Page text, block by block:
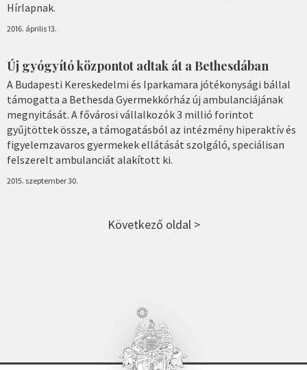
Hírlapnak.
2016. április 13.
Új gyógyító központot adtak át a Bethesdában
A Budapesti Kereskedelmi és Iparkamara jótékonysági bállal
támogatta a Bethesda Gyermekkórház új ambulanciájának
megnyitását. A fővárosi vállalkozók 3 millió forintot
gyűjtöttek össze, a támogatásból az intézmény hiperaktív és
figyelemzavaros gyermekek ellátását szolgáló, speciálisan
felszerelt ambulanciát alakított ki.
2015. szeptember 30.
Következő oldal >